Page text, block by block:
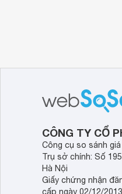
CÔNG TY CỔ
Công cụ so sánh
Trụ sở chính: Số
Hà Nội
Giấy chứng nhận
cấp ngày 02/12/2013